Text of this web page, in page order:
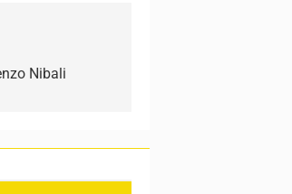
Nibali